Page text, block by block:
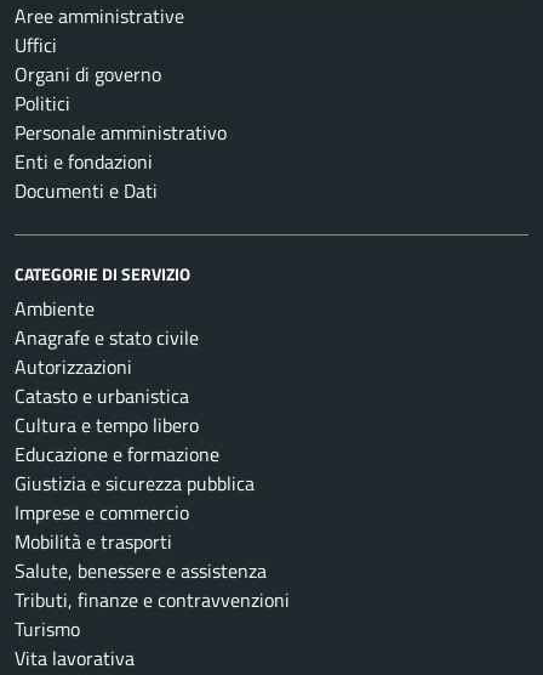
Aree amministrative
Uffici
Organi di governo
Politici
Personale amministrativo
Enti e fondazioni
Documenti e Dati
CATEGORIE DI SERVIZIO
Ambiente
Anagrafe e stato civile
Autorizzazioni
Catasto e urbanistica
Cultura e tempo libero
Educazione e formazione
Giustizia e sicurezza pubblica
Imprese e commercio
Mobilità e trasporti
Salute, benessere e assistenza
Tributi, finanze e contravvenzioni
Turismo
Vita lavorativa